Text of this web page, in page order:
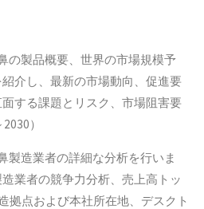
の製品概要、世界の市場規模予
介し、最新の市場動向、促進要
する課題とリスク、市場阻害要
）
製造業者の詳細な分析を行いま
業者の競争力分析、売上高トッ
拠点および本社所在地、デスクト